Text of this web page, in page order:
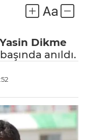
Yasin Dikme
anıldı.